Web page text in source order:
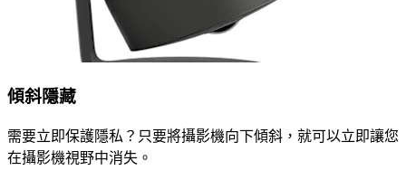
傾斜隱藏
需要立即保護隱私？只要將攝影機向下傾斜，就可以立即讓您
在攝影機視野中消失。